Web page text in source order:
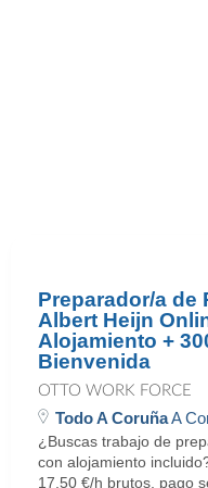
Preparador/a de
Albert Heijn
Alojamiento +
Bienvenida
OTTO WORK FORCE
Todo A CoruñaA
¿Buscas trabajo de
con alojamiento
17,50 €/h brutos, pago